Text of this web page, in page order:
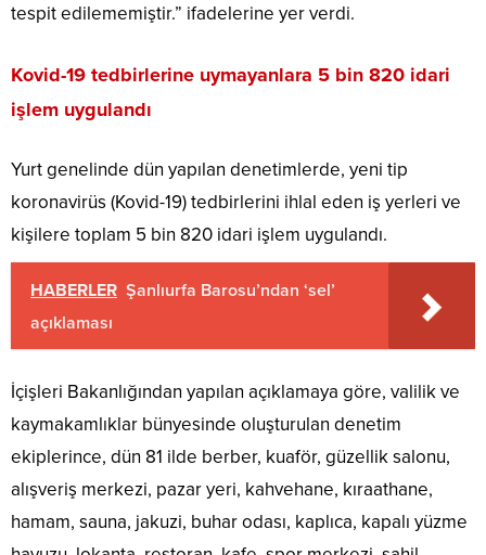
tespit edilememiştir.” ifadelerine yer verdi.
Kovid-19 tedbirlerine uymayanlara 5 bin 820 idari
işlem uygulandı
Yurt genelinde dün yapılan denetimlerde, yeni tip
koronavirüs (Kovid-19) tedbirlerini ihlal eden iş yerleri ve
kişilere toplam 5 bin 820 idari işlem uygulandı.
HABERLER Şanlıurfa Barosu’ndan ‘sel’
açıklaması
İçişleri Bakanlığından yapılan açıklamaya göre, valilik ve
kaymakamlıklar bünyesinde oluşturulan denetim
ekiplerince, dün 81 ilde berber, kuaför, güzellik salonu,
alışveriş merkezi, pazar yeri, kahvehane, kıraathane,
hamam, sauna, jakuzi, buhar odası, kaplıca, kapalı yüzme